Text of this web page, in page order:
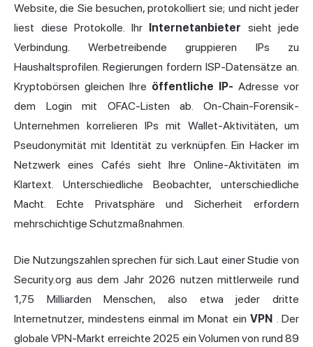
Website, die Sie besuchen, protokolliert sie; und nicht jeder
liest diese Protokolle. Ihr Internetanbieter sieht jede
Verbindung. Werbetreibende gruppieren IPs zu
Haushaltsprofilen. Regierungen fordern ISP-Datensätze an.
Kryptobörsen gleichen Ihre öffentliche IP- Adresse vor
dem Login mit OFAC-Listen ab. On-Chain-Forensik-
Unternehmen korrelieren IPs mit Wallet-Aktivitäten, um
Pseudonymität mit Identität zu verknüpfen. Ein Hacker im
Netzwerk eines Cafés sieht Ihre Online-Aktivitäten im
Klartext. Unterschiedliche Beobachter, unterschiedliche
Macht. Echte Privatsphäre und Sicherheit erfordern
mehrschichtige Schutzmaßnahmen.
Die Nutzungszahlen sprechen für sich. Laut einer Studie von
Security.org aus dem Jahr 2026 nutzen mittlerweile rund
1,75 Milliarden Menschen, also etwa jeder dritte
Internetnutzer, mindestens einmal im Monat ein VPN . Der
globale VPN-Markt erreichte 2025 ein Volumen von rund 89